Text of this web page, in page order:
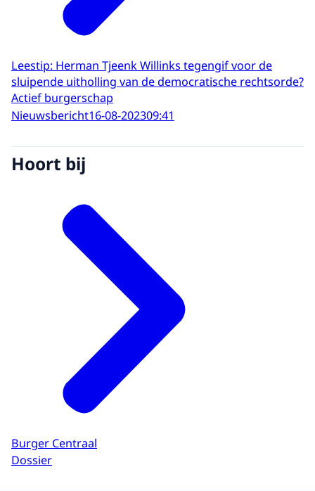
Leestip: Herman Tjeenk Willinks tegengif voor de
sluipende uitholling van de democratische rechtsorde?
Actief burgerschap
Nieuwsbericht16-08-202309:41
Hoort bij
Burger Centraal
Dossier